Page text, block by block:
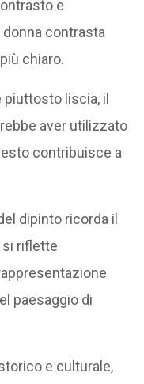
e
contrasta
chiaro.
piuttosto liscia, il
aver utilizzato
contribuisce a
dipinto ricorda il
si riflette
paesaggio di
e culturale,